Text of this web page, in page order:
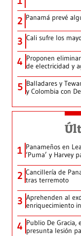
2 Panamá prevé
3 Cali sufre los
4 Proponen
de electricidad y
5 Balladares y
y Colombia con
1 Panameños en
‘Puma’ y Harvey
2 Cancillería de
tras terremoto
3 Aprehenden al
enriquecimiento
4 Publio De Gracia,
presunta lesión